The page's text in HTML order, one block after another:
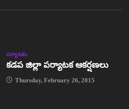
పర్యాటకం
కడప జిల్లా పర్యాటక ఆకర్షణలు
Thursday, February 26, 2015